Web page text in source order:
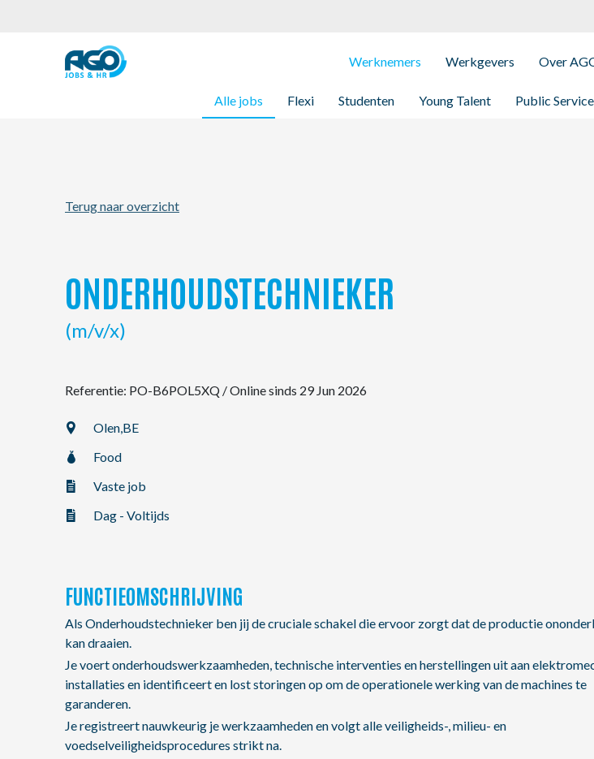
Werknemers
Alle jobs Flexi Studenten Young Talent Public
Werkgevers Over
Werknemers
Kantoren
My AGO
Terug naar overzicht
ONDERHOUDSTECHNIEKER
(m/v/x)
Referentie: PO-B6POL5XQ /Online sinds 29 Jun 2026
Olen,BE
Food
Vaste job
Dag - Voltijds
FUNCTIEOMSCHRIJVING
Als Onderhoudstechnieker ben jij de cruciale schakel die ervoor zorgt dat de productie
kan draaien.
Je voert onderhoudswerkzaamheden, technische interventies en herstellingen uit aan
installaties en identificeert en lost storingen op om de operationele werking van de machines te
garanderen.
Je registreert nauwkeurig je werkzaamheden en volgt alle veiligheids-, milieu- en
voedselveiligheidsprocedures strikt na.